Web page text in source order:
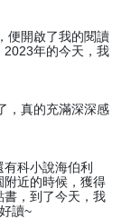
便開啟了我的閱讀
2023年的今天，我
，真的充滿深深感
科小說海伯利
附近的時候，獲得
書，到了今天，我
讀~